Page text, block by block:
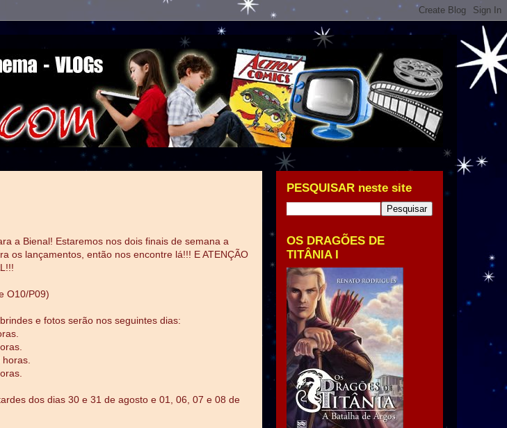
a Bienal! Estaremos nos dois finais de semana a
os lançamentos, então nos encontre lá!!! E ATENÇÃO
O10/P09)
e fotos serão nos seguintes dias:
dos dias 30 e 31 de agosto e 01, 06, 07 e 08 de
PESQUISAR neste site
OS DRAGÕES DE
TITÂNIA I